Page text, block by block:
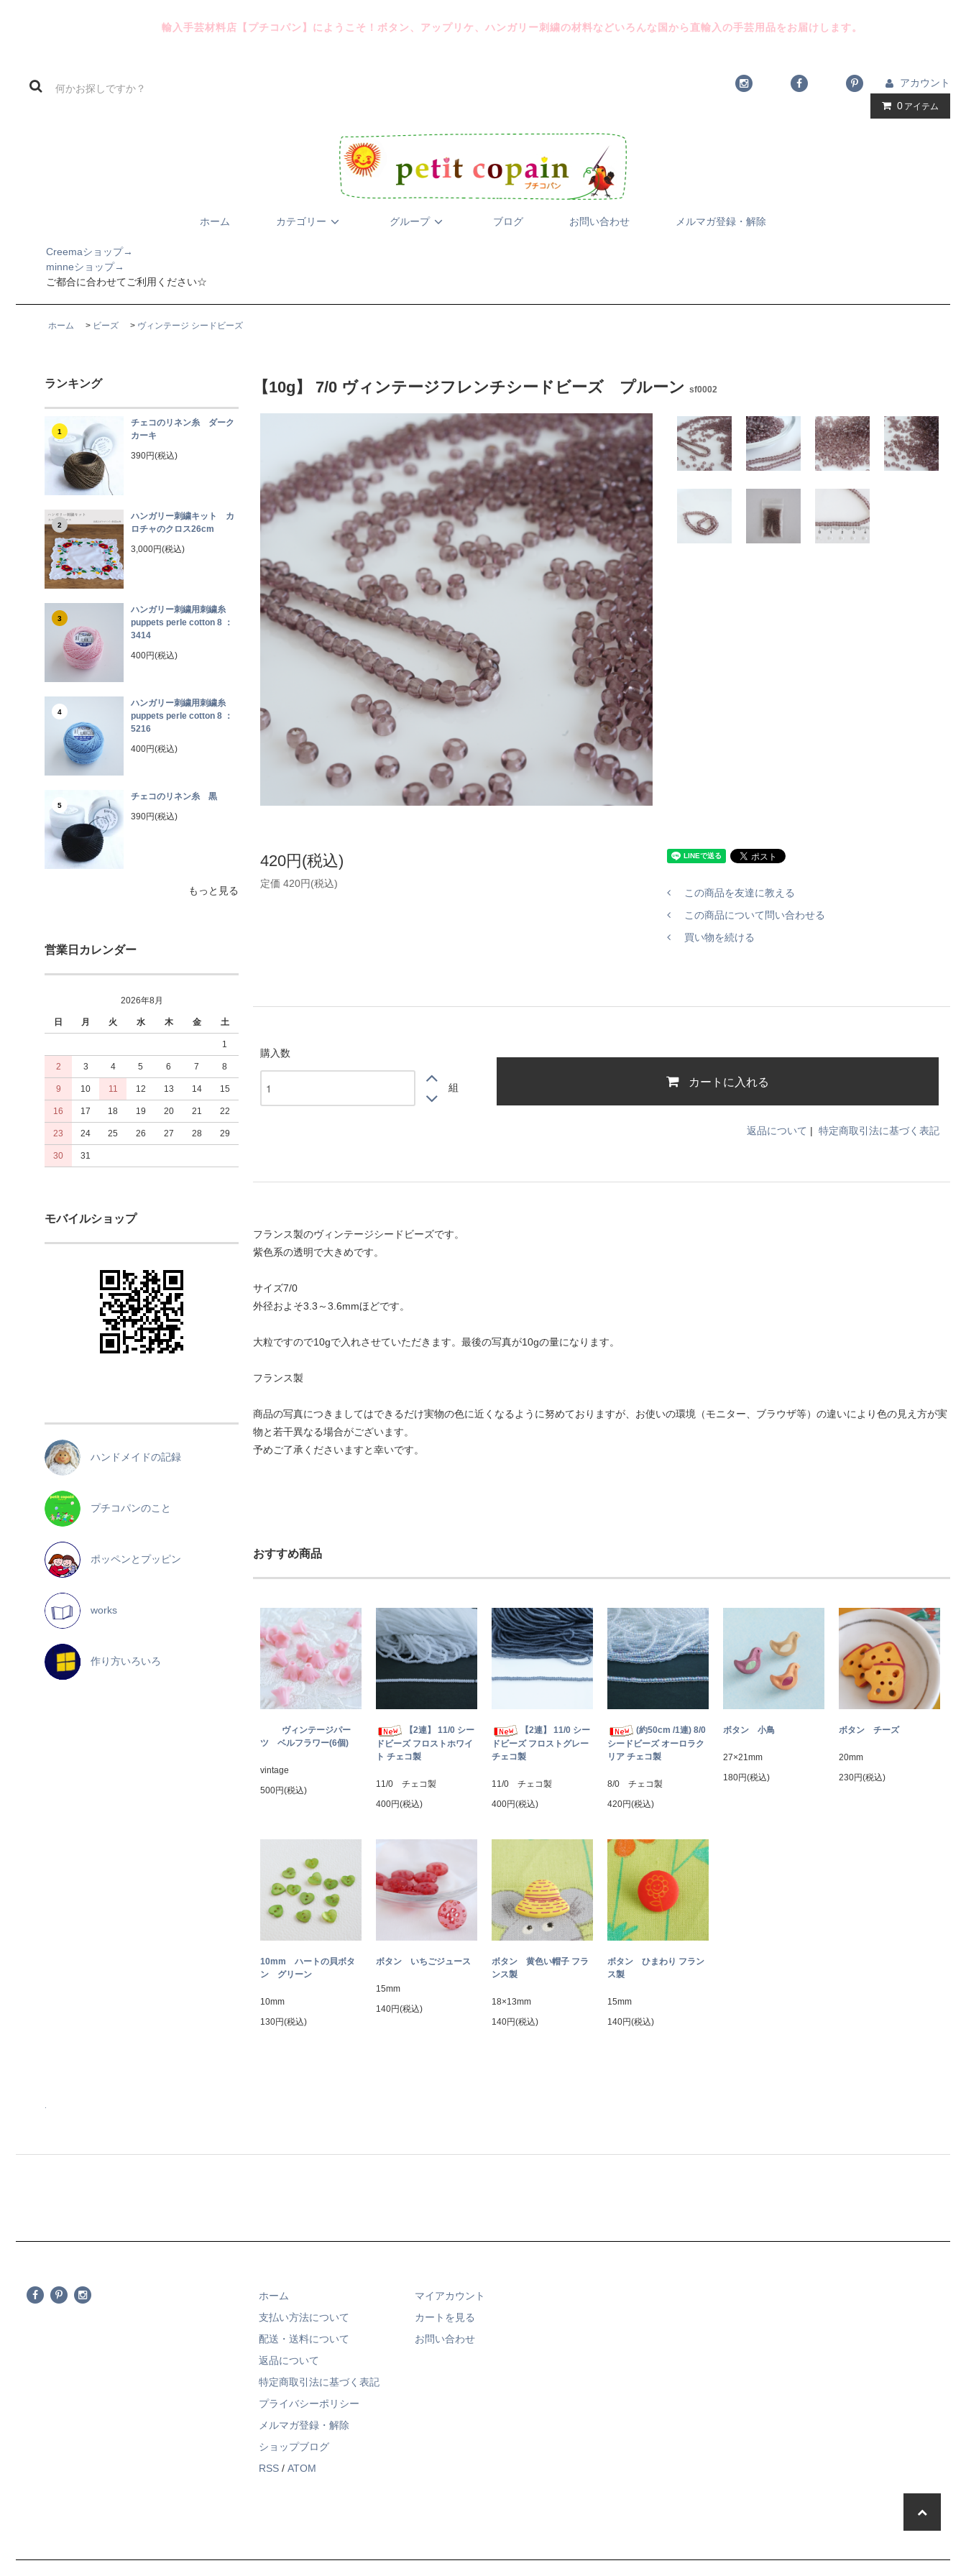
輸入手芸材料店【プチコパン】にようこそ！ボタン、アップリケ、ハンガリー刺繍の材料などいろんな国から直輸入の手芸用品をお届けします。
アカウント
0 アイテム
ホーム カテゴリー グループ ブログ お問い合わせ メルマガ登録・解除
Creemaショップ→
minneショップ→
ご都合に合わせてご利用ください☆
ホーム > ビーズ > ヴィンテージ シードビーズ
ランキング
1
チェコのリネン糸 ダーク
カーキ
390円(税込)
2
ハンガリー刺繍キット カ
ロチャのクロス26cm
3,000円(税込)
3
ハンガリー刺繍用刺繍糸
puppets perle cotton 8 ：
3414
400円(税込)
4
ハンガリー刺繍用刺繍糸
puppets perle cotton 8 ：
5216
400円(税込)
5
チェコのリネン糸 黒
390円(税込)
もっと見る
営業日カレンダー
2026年8月
日 月 火 水 木 金 土
1
2 3 4 5 6 7 8
9 10 11 12 13 14 15
16 17 18 19 20 21 22
23 24 25 26 27 28 29
30 31
モバイルショップ
ハンドメイドの記録
プチコパンのこと
ポッペンとプッピン
works
作り方いろいろ
【10g】 7/0 ヴィンテージフレンチシードビーズ プルーン sf0002
420円(税込)
定価 420円(税込)
この商品を友達に教える
この商品について問い合わせる
買い物を続ける
購入数
組 カートに入れる
返品について | 特定商取引法に基づく表記
フランス製のヴィンテージシードビーズです。
紫色系の透明で大きめです。
サイズ7/0
外径およそ3.3～3.6mmほどです。
大粒ですので10gで入れさせていただきます。最後の写真が10gの量になります。
フランス製
商品の写真につきましてはできるだけ実物の色に近くなるように努めておりますが、お使いの環境（モニター、ブラウザ等）の違いにより色の見え方が実
物と若干異なる場合がございます。
予めご了承くださいますと幸いです。
おすすめ商品
ヴィンテージパー
ツ ベルフラワー(6個)
vintage
500円(税込)
【2連】 11/0 シー
ドビーズ フロストホワイ
ト チェコ製
11/0 チェコ製
400円(税込)
【2連】 11/0 シー
ドビーズ フロストグレー
チェコ製
11/0 チェコ製
400円(税込)
(約50cm /1連) 8/0
シードビーズ オーロラク
リア チェコ製
8/0 チェコ製
420円(税込)
ボタン 小鳥
27×21mm
180円(税込)
ボタン チーズ
20mm
230円(税込)
10mm ハートの貝ボタ
ン グリーン
10mm
130円(税込)
ボタン いちごジュース
15mm
140円(税込)
ボタン 黄色い帽子 フラ
ンス製
18×13mm
140円(税込)
ボタン ひまわり フラン
ス製
15mm
140円(税込)
ホーム
支払い方法について
配送・送料について
返品について
特定商取引法に基づく表記
プライバシーポリシー
メルマガ登録・解除
ショップブログ
RSS / ATOM
マイアカウント
カートを見る
お問い合わせ